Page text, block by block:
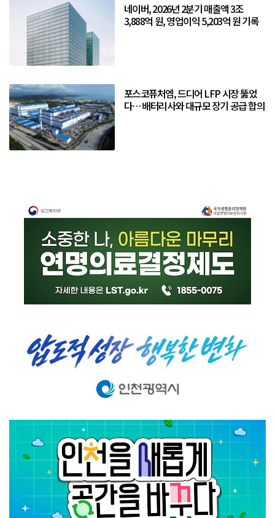
네이버, 2026년 2분기 매출액 3조
3,888억 원, 영업이익 5,203억 원 기록
포스코퓨처엠, 드디어 LFP 시장 뚫었
다… 배터리사와 대규모 장기 공급 합의